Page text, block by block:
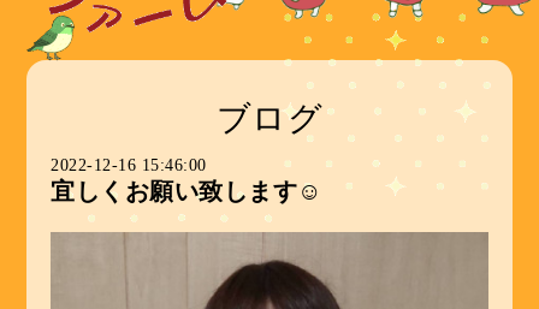
ブログ
2022-12-16 15:46:00
宜しくお願い致します☺